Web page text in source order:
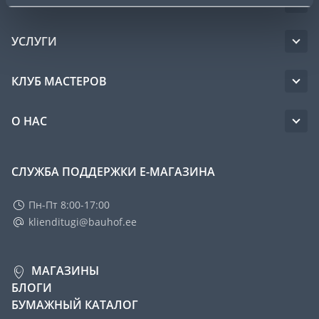
УСЛУГИ
КЛУБ МАСТЕРОВ
О НАС
СЛУЖБА ПОДДЕРЖКИ Е-МАГАЗИНА
Пн-Пт 8:00-17:00
klienditugi@bauhof.ee
МАГАЗИНЫ
БЛОГИ
БУМАЖНЫЙ КАТАЛОГ